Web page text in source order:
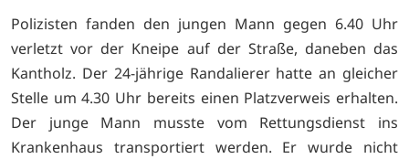
Polizisten fanden den jungen Mann gegen 6.40 Uhr
verletzt vor der Kneipe auf der Straße, daneben das
Kantholz. Der 24-jährige Randalierer hatte an gleicher
Stelle um 4.30 Uhr bereits einen Platzverweis erhalten.
Der junge Mann musste vom Rettungsdienst ins
Krankenhaus transportiert werden. Er wurde nicht